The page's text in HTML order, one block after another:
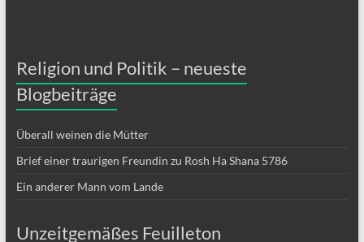
Religion und Politik – neueste
Blogbeiträge
Überall weinen die Mütter
Brief einer traurigen Freundin zu Rosh Ha Shana 5786
Ein anderer Mann vom Lande
Unzeitgemäßes Feuilleton